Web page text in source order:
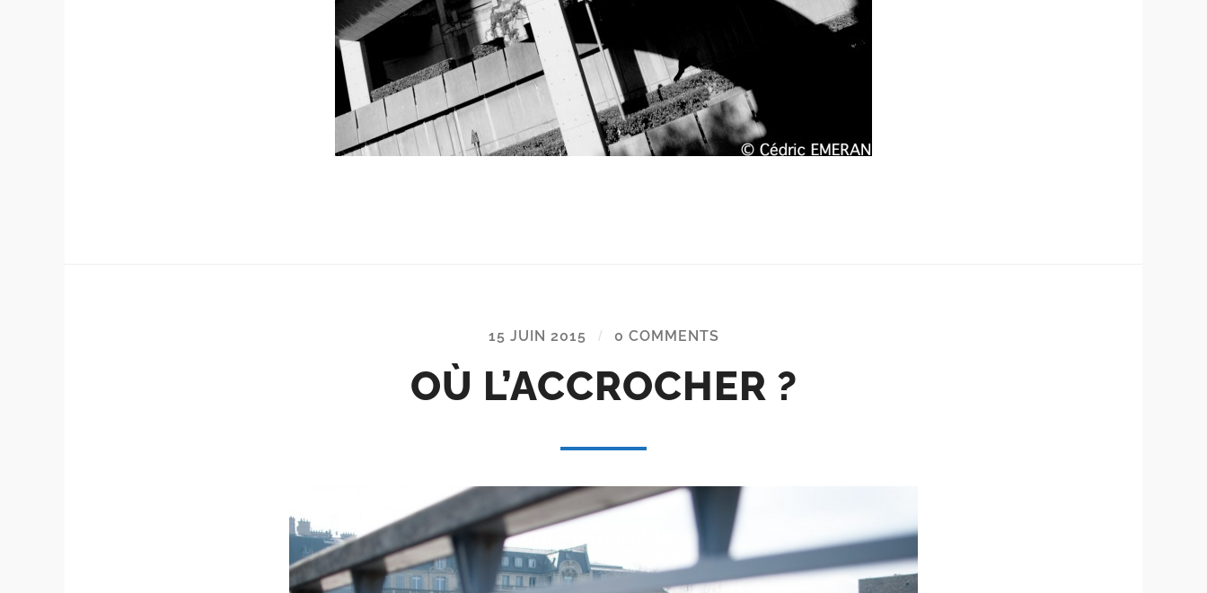
15 JUIN 2015 / 0 COMMENTS
OÙ L’ACCROCHER ?